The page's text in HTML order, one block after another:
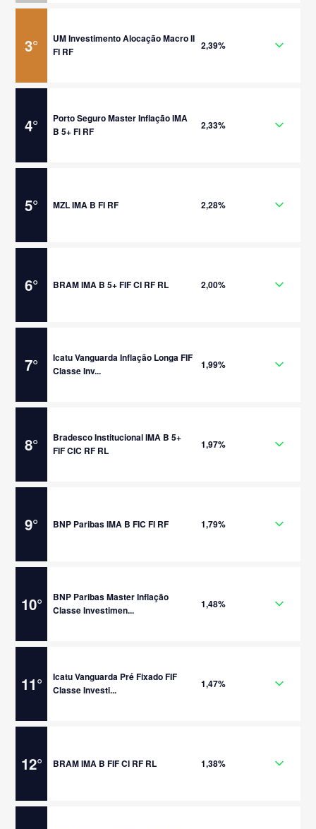
3°
UM Investimento Alocação Macro II
FI RF
2,39%
4°
Porto Seguro Master Inflação IMA
B 5+ FI RF
2,33%
5° MZL IMA B FI RF 2,28%
6° BRAM IMA B 5+ FIF CI RF RL 2,00%
7°
Icatu Vanguarda Inflação Longa FIF
Classe Inv...
1,99%
8°
Bradesco Institucional IMA B 5+
FIF CIC RF RL
1,97%
9° BNP Paribas IMA B FIC FI RF 1,79%
10°
BNP Paribas Master Inflação
Classe Investimen...
1,48%
11°
Icatu Vanguarda Pré Fixado FIF
Classe Investi...
1,47%
12° BRAM IMA B FIF CI RF RL 1,38%